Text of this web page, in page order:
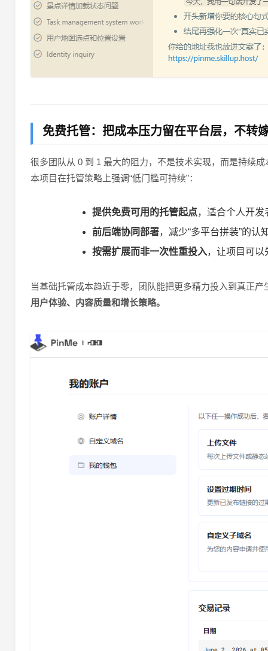
免费托管：把成本压力留在平台层，不转
很多团队从 0 到 1 最大的阻力，不是技术实现，而是持续成
本项目在托管策略上强调“低门槛可持续”：
提供免费可用的托管起点，适合个人开
前后端协同部署，减少“多平台拼装”的认
按需扩展而非一次性重投入，让项目可以
当基础托管成本趋近于零，团队能把更多精力投入到真正产
用户体验、内容质量和增长策略。